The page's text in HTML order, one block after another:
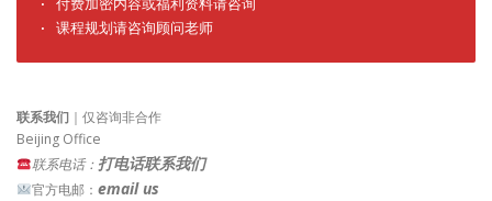
· 付费加密内容或福利资料请咨询
· 课程规划请咨询顾问老师
联系我们 ｜仅咨询非合作
Beijing Office
联系电话： 打电话联系我们
官方电邮： email us